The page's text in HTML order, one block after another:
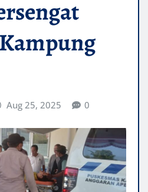
Aug 25, 2025 0